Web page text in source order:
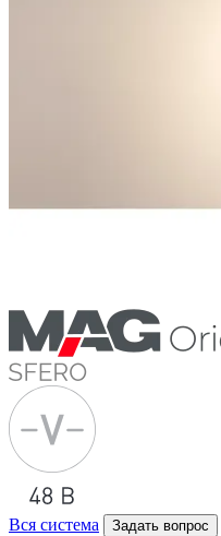
Вся система Задать вопрос